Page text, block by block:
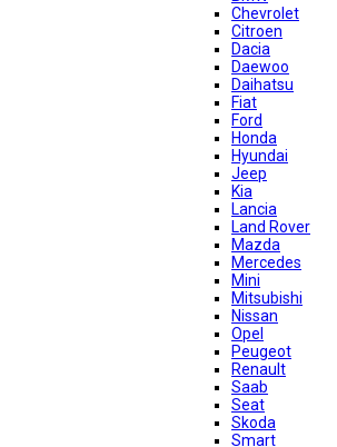
Chevrolet
Citroen
Dacia
Daewoo
Daihatsu
Fiat
Ford
Honda
Hyundai
Jeep
Kia
Lancia
Land Rover
Mazda
Mercedes
Mini
Mitsubishi
Nissan
Opel
Peugeot
Renault
Saab
Seat
Skoda
Smart